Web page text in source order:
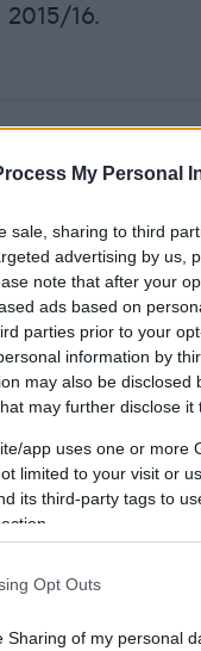
My Personal
sale, sharing to third
advertising by us,
note that after your
ads based on
parties prior to your
information by
may also be disclosed
may further disclose it
app uses one or more
limited to your visit or
its third-party tags to
Opt Outs
of my personal
16.
Instagram.